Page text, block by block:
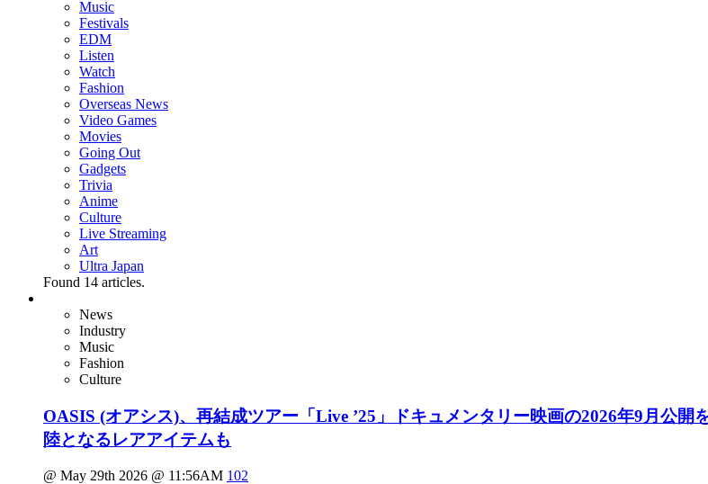
Music
Festivals
EDM
Listen
Watch
Fashion
Overseas News
Video Games
Movies
Going Out
Gadgets
Trivia
Anime
Culture
Live Streaming
Art
Ultra Japan
Found 14 articles.
News
Industry
Music
Fashion
Culture
OASIS (オアシス)、再結成ツアー「Live ’25」ドキュメンタリー映画の2026年9月公
陸となるレアアイテムも
@ May 29th 2026 @ 11:56AM 102